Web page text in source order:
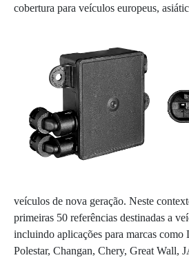
cobertura para veículos europeus,
veículos de nova geração. Neste
primeiras 50 referências destinadas a
incluindo aplicações para marcas
Polestar, Changan, Chery, Great Wall,